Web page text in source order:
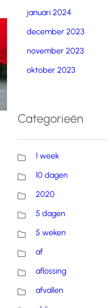
januari 2024
december 2023
november 2023
oktober 2023
Categorieën
1 week
10 dagen
2020
5 dagen
5 weken
af
aflossing
afvallen